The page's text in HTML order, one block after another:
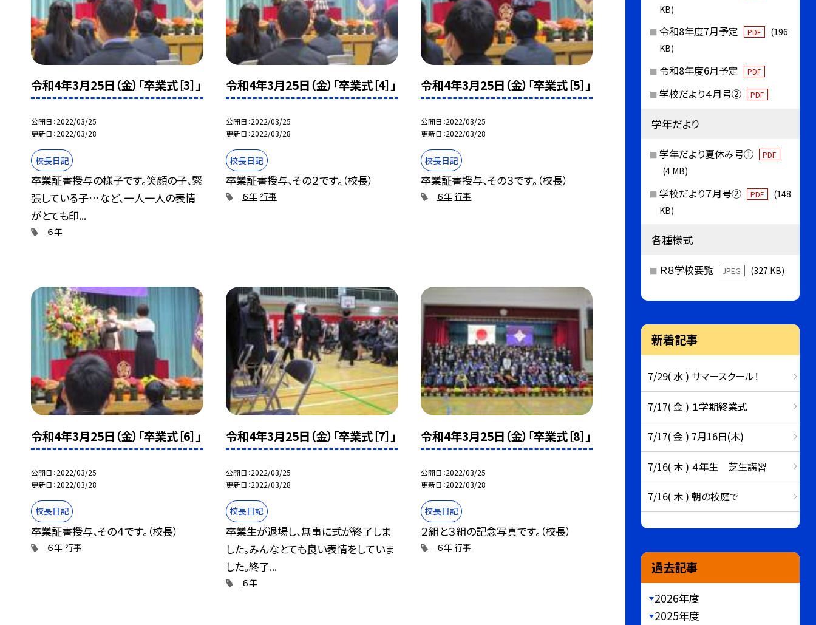
令和4年3月25日（金）「卒業式［3］」
公開日 2022/03/25
更新日 2022/03/28
校長日記
卒業証書授与の様子です。笑顔の子、緊
張している子…など、一人一人の表情
がとても印...
６年
令和4年3月25日（金）「卒業式［4］」
公開日 2022/03/25
更新日 2022/03/28
校長日記
卒業証書授与、その２です。（校長）
６年 行事
令和4年3月25日（金）「卒業式［5］」
公開日 2022/03/25
更新日 2022/03/28
校長日記
卒業証書授与、その３です。（校長）
６年行事
令和4年3月25日（金）「卒業式［6］」
公開日 2022/03/25
更新日 2022/03/28
校長日記
卒業証書授与、その４です。（校長）
６年 行事
令和4年3月25日（金）「卒業式［7］」
公開日 2022/03/25
更新日 2022/03/28
校長日記
卒業生が退場し、無事に式が終了しま
した。みんなとても良い表情をしていま
した。終了...
６年
令和4年3月25日（金）「卒業式［8］」
公開日 2022/03/25
更新日 2022/03/28
校長日記
２組と３組の記念写真です。（校長）
６年行事
KB)
令和8年度7月予定 PDF
(196
KB)
令和8年度6月予定 PDF
学校だより４月号② PDF
学年だより
学年だより夏休み号① PDF
(4 MB)
学校だより７月号② PDF
(148
KB)
各種様式
Ｒ８学校要覧 JPEG (327 KB)
新着記事
7/29( 水 ) サマースクール！
7/17( 金 ) １学期終業式
7/17( 金 ) 7月16日(木)
7/16( 木 ) ４年生 芝生講習
7/16( 木 ) 朝の校庭で
過去記事
2026年度
2025年度